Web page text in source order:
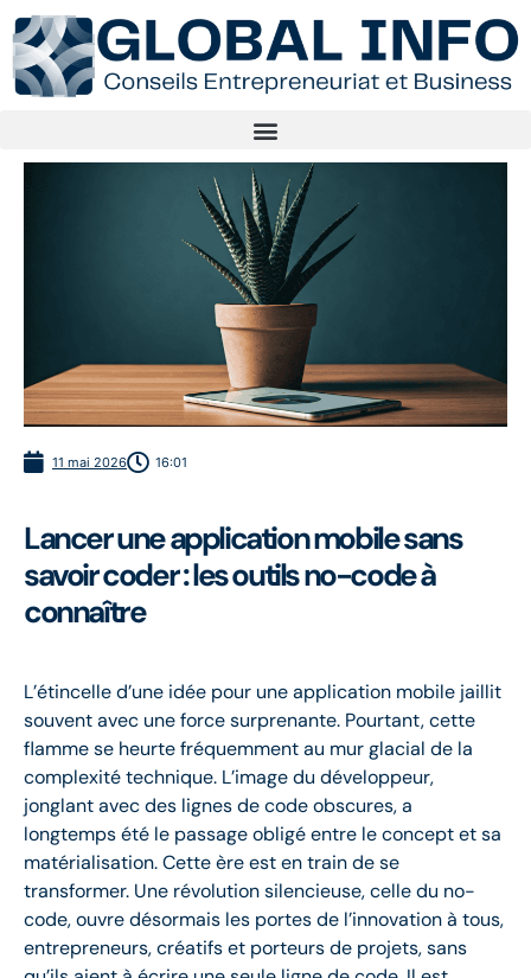
11 mai 2026 16:01
Lancer une application mobile sans
savoir coder : les outils no-code à
connaître
L’étincelle d’une idée pour une application mobile jaillit
souvent avec une force surprenante. Pourtant, cette
flamme se heurte fréquemment au mur glacial de la
complexité technique. L’image du développeur,
jonglant avec des lignes de code obscures, a
longtemps été le passage obligé entre le concept et sa
matérialisation. Cette ère est en train de se
transformer. Une révolution silencieuse, celle du no-
code, ouvre désormais les portes de l’innovation à tous,
entrepreneurs, créatifs et porteurs de projets, sans